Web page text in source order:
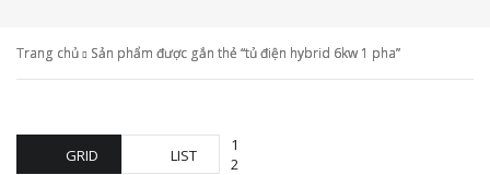
Trang chủ Sản phẩm được gắn thẻ “tủ điện hybrid 6kw 1 pha”
GRID LIST
1
2